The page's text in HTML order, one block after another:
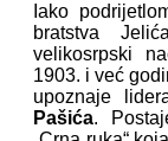
Iako
bratstva
velikosrpski
1903. i već
upoznaje
Pašića.